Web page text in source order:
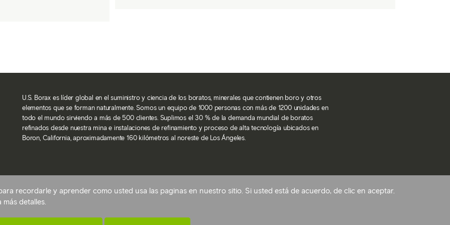
U.S. Borax es líder global en el suministro y ciencia de los boratos, minerales que contienen boro y otros
elementos que se forman naturalmente. Somos un equipo de 1000 personas con más de 1200 unidades en
todo el mundo sirviendo a más de 500 clientes. Suplimos el 30 % de la demanda mundial de boratos
refinados desde nuestra mina e instalaciones de refinamiento y proceso de alta tecnología ubicados en
Boron, California, aproximadamente 160 kilómetros al noreste de Los Ángeles.
de cookies
recordarle y aprender como usted usa las paginas en nuestro sitio. Si usted está de acuerdo, de clic en aceptar.
más detalles.